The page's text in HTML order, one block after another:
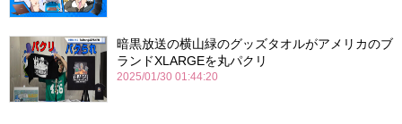
暗黒放送の横山緑のグッズタオルがアメリカのブ
ランドXLARGEを丸パクリ
2025/01/30 01:44:20